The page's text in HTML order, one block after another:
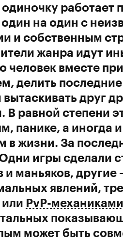
работает
один на один с
и собственным
жанра идут
человек вместе
делить
друг
В равной степени
панике, а
в жизни. За
игры сделали
и маньяков,
явлений,
PvP-механиками
может быть